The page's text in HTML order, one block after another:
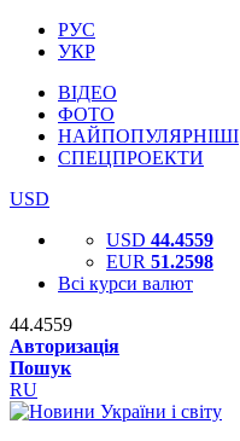
РУС
УКР
ВІДЕО
ФОТО
НАЙПОПУЛЯРНІШІ
СПЕЦПРОЕКТИ
USD
USD 44.4559
EUR 51.2598
Всі курси валют
44.4559
Авторизація
Пошук
RU